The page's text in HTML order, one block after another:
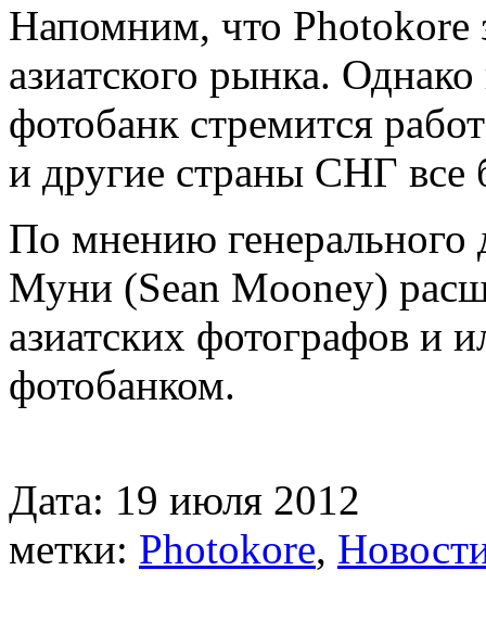
Напомним, что Photokore
азиатского рынка.
фотобанк стремится
и другие страны СНГ
По мнению
Муни (Sean Mooney)
азиатских фотографов и
фотобанком.
Дата: 19 июля 2012
метки: Photokore,